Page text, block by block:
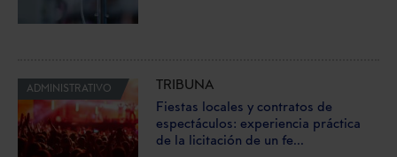
ADMINISTRATIVO
TRIBUNA
Fiestas locales y contratos de
espectáculos: experiencia práctica
de la licitación de un fe...